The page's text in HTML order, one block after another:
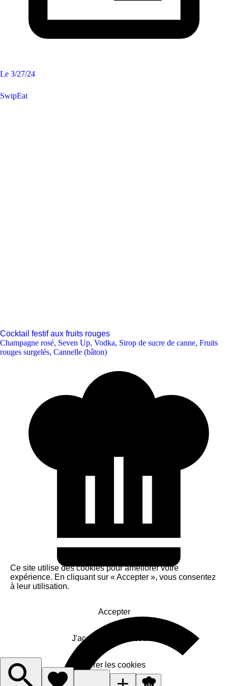
Le 3/27/24
SwipEat
Cocktail festif aux fruits rouges
Champagne rosé, Seven Up, Vodka, Sirop de sucre de canne, Fruits
rouges surgelés, Cannelle (bâton)
Ce site utilise des cookies pour améliorer votre
expérience. En cliquant sur « Accepter », vous consentez
à leur utilisation.
Accepter
J'accepte le nécessaire
Gérer les cookies